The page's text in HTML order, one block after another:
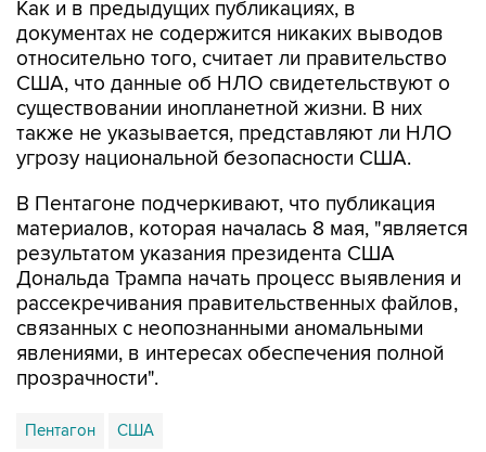
относительно того, считает ли правительство
США, что данные об НЛО свидетельствуют о
существовании инопланетной жизни. В них
также не указывается, представляют ли НЛО
угрозу национальной безопасности США.
В Пентагоне подчеркивают, что публикация
результатом указания президента США
Дональда Трампа начать процесс выявления и
рассекречивания правительственных файлов,
связанных с неопознанными аномальными
явлениями, в интересах обеспечения полной
прозрачности".
Пентагон США